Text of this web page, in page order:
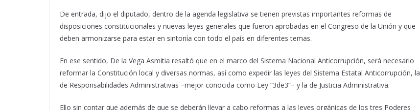
De entrada, dijo el diputado, dentro de la agenda legislativa se tienen previstas importantes reformas de
disposiciones constitucionales y nuevas leyes generales que fueron aprobadas en el Congreso de la Unión y que
deben armonizarse para estar en sintonía con todo el país en diferentes temas.
En ese sentido, De la Vega Asmitia resaltó que en el marco del Sistema Nacional Anticorrupción, será necesario
reformar la Constitución local y diversas normas, así como expedir las leyes del Sistema Estatal Anticorrupción, la
de Responsabilidades Administrativas –mejor conocida como Ley “3de3”– y la de Justicia Administrativa.
Ello sin contar que además de que se deberán llevar a cabo reformas a las leyes orgánicas de los tres Poderes